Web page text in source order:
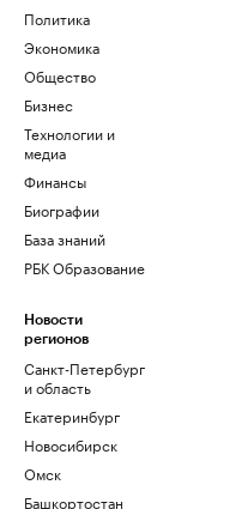
Политика
Экономика
Общество
Бизнес
Технологии и
медиа
Финансы
Биографии
База знаний
РБК Образование
Новости
регионов
Санкт-Петербург
и область
Екатеринбург
Новосибирск
Омск
Башкортостан